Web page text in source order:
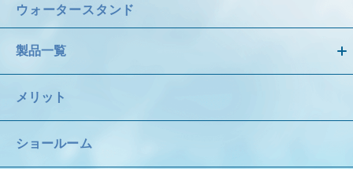
ウォータースタンド
製品一覧
メリット
ショールーム